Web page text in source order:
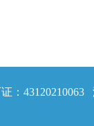
：43120210063